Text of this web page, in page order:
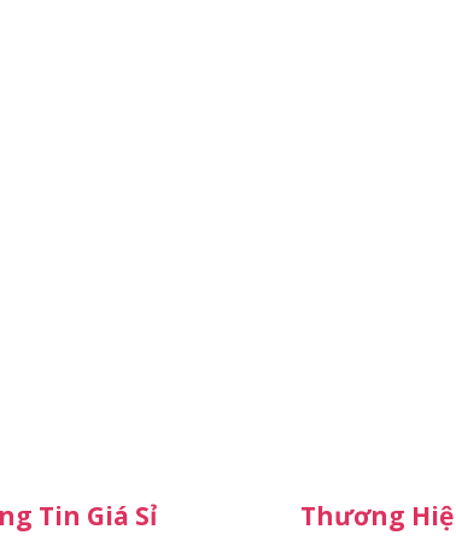
Tin Giá Sỉ Thương